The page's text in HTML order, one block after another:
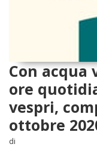
Con acqua
ore
vespri,
ottobre
di